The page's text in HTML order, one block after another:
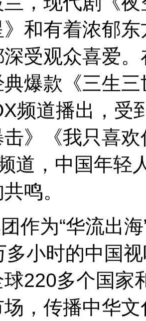
和有着浓郁
深受观众喜爱
爆款《三生
频道播出，受
击》《我只喜
道，中国年轻
鸣。
作为“华流出
多小时的中国
220多个国家
，传播中华